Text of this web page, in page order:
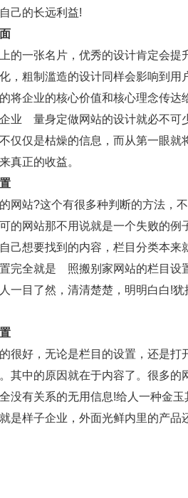
己的长远利益!
的一张名片，优秀的设计肯定会提
，粗制滥造的设计同样会影响到
将企业的核心价值和核心理念传
业 量身定做网站的设计就必不可
仅仅是枯燥的信息，而从第一眼
真正的收益。
网站?这个有很多种判断的方法，
的网站那不用说就是一个失败的
己想要找到的内容，栏目分类本
完全就是 照搬别家网站的栏目设
一目了然，清清楚楚，明明白白!
很好，无论是栏目的设置，还是打
其中的原因就在于内容了。很多
没有关系的无用信息!给人一种金
是样子企业，外面光鲜内里的产品